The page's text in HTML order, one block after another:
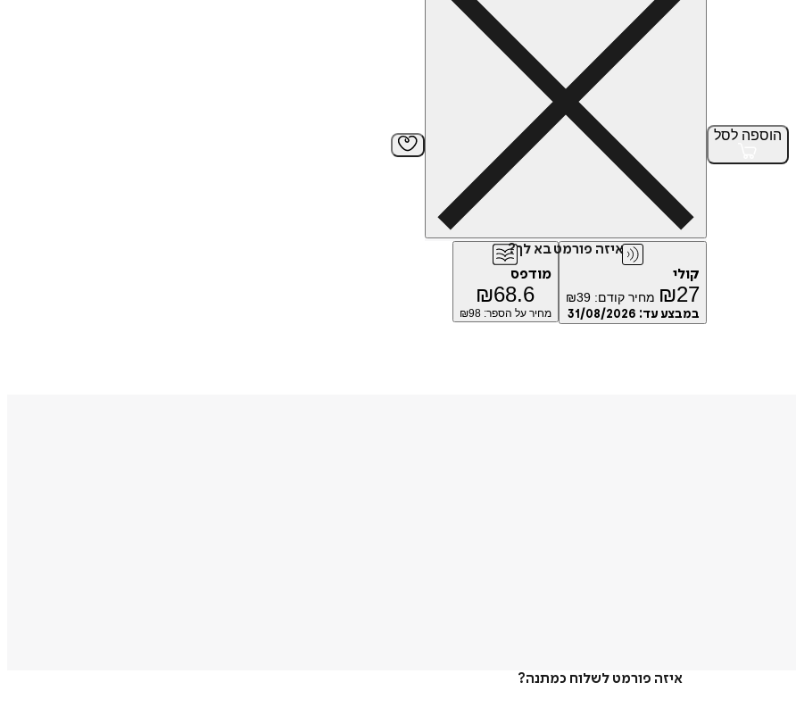
הוספה לסל
איזה פורמט בא לך?
קולי
₪27 מחיר קודם: ₪39
במבצע עד: 31/08/2026
מודפס
₪68.6
מחיר על הספר: ₪98
איזה פורמט לשלוח כמתנה?